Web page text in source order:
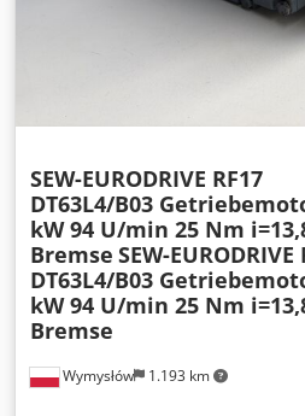
Wymysłów 1.193 km
SEW-EURODRIVE RF17
DT63L4/B03
kW 94 U/min 25 Nm
Bremse SEW-EURODRIVE
DT63L4/B03
kW 94 U/min 25 Nm
Bremse